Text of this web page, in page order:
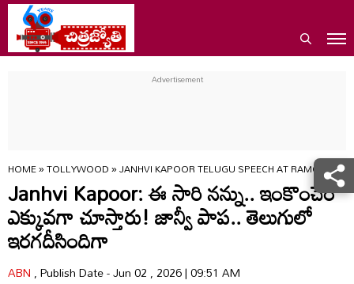
HOME»TOLLYWOOD»JANHVI KAPOOR TELUGU SPEECH AT
Janhvi Kapoor: ఈ సారి నన్ను.. ఇంకొంచెం
ఎక్కువగా చూస్తారు! జాన్వీ పాప.. తెలుగులో
ఇర‌గ‌దీసిందిగా
ABN, Publish Date - Jun 02 , 2026 | 09:51 AM